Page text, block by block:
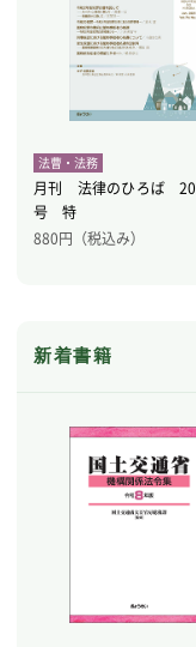
法曹・法務
月刊 法律のひろば
号 特
880円（税込み）
新着書籍